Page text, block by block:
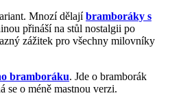
Mnozí dělajíbramboráky s
přináší na stůl nostalgii po
zážitek pro všechny milovníky
bramboráku. Jde o bramborák
se o méně mastnou verzi.